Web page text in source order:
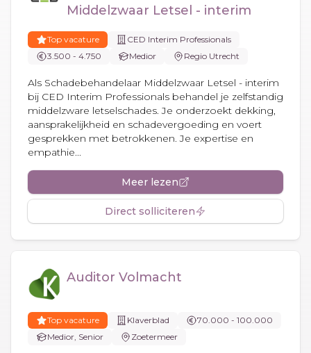
Middelzwaar Letsel - interim
Top vacature
CED Interim Professionals
3.500 - 4.750
Medior Regio Utrecht
Als Schadebehandelaar Middelzwaar Letsel - interim
bij CED Interim Professionals behandel je zelfstandig
middelzware letselschades. Je onderzoekt dekking,
aansprakelijkheid en schadevergoeding en voert
gesprekken met betrokkenen. Je expertise en
empathie...
Meer lezen
Direct solliciteren
Auditor Volmacht
Top vacature Klaverblad
70.000 - 100.000
Medior, Senior
Zoetermeer